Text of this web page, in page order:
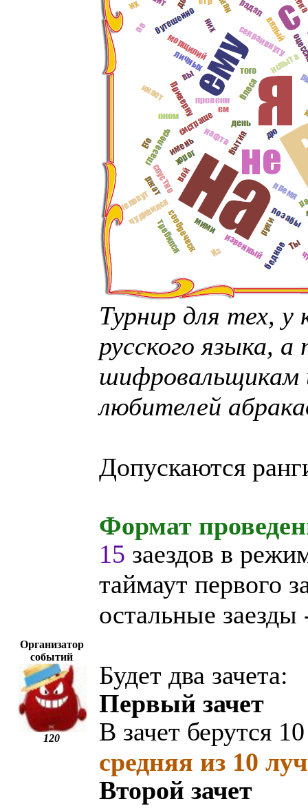
Организатор
событий
120
Турнир для тех, у
русского языка,
шифровальщикам
любителей
Допускаются
Формат
15 заездов в
таймаут первого
остальные заезды
Будет два зачета:
Первый зачет
В зачет берутся
средняя из 10
Второй зачет